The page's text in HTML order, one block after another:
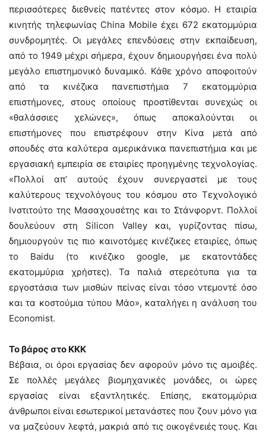
περισσότερες διεθνείς πατέντες στον κόσμο. Η εταιρία
κινητής τηλεφωνίας China Mobile έχει 672 εκατομμύρια
συνδρομητές. Οι μεγάλες επενδύσεις στην εκπαίδευση,
από το 1949 μέχρι σήμερα, έχουν δημιουργήσει ένα πολύ
μεγάλο επιστημονικό δυναμικό. Κάθε χρόνο αποφοιτούν
από τα κινέζικα πανεπιστήμια 7 εκατομμύρια
επιστήμονες, στους οποίους προστίθενται συνεχώς οι
«θαλάσσιες χελώνες», όπως αποκαλούνται οι
επιστήμονες που επιστρέφουν στην Κίνα μετά από
σπουδές στα καλύτερα αμερικάνικα πανεπιστήμια και με
εργασιακή εμπειρία σε εταιρίες προηγμένης τεχνολογίας.
«Πολλοί απ’ αυτούς έχουν συνεργαστεί με τους
καλύτερους τεχνολόγους του κόσμου στο Τεχνολογικό
Ινστιτούτο της Μασαχουσέτης και το Στάνφορντ. Πολλοί
δουλεύουν στη Silicon Valley και, γυρίζοντας πίσω,
δημιουργούν τις πιο καινοτόμες κινέζικες εταιρίες, όπως
το Baidu (το κινέζικο google, με εκατοντάδες
εκατομμύρια χρήστες). Τα παλιά στερεότυπα για τα
εργοστάσια των μισθών πείνας είναι τόσο ντεμοντέ όσο
και τα κοστούμια τύπου Μάο», καταλήγει η ανάλυση του
Economist.
Το βάρος στο ΚΚΚ
Βέβαια, οι όροι εργασίας δεν αφορούν μόνο τις αμοιβές.
Σε πολλές μεγάλες βιομηχανικές μονάδες, οι ώρες
εργασίας είναι εξαντλητικές. Επίσης, εκατομμύρια
άνθρωποι είναι εσωτερικοί μετανάστες που ζουν μόνο για
να μαζεύουν λεφτά, μακριά από τις οικογένειές τους. Και